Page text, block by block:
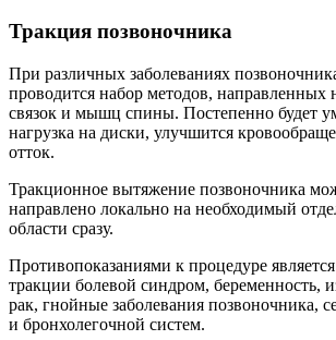
Тракция позвоночника
При различных заболеваниях
проводится набор методов, направленных
связок и мышц спины. Постепенно будет
нагрузка на диски, улучшится
отток.
Тракционное вытяжение позвоночника
направлено локально на необходимый
области сразу.
Противопоказаниями к процедуре
тракции болевой синдром, беременность,
рак, гнойные заболевания позвоночника,
и бронхолегочной систем.